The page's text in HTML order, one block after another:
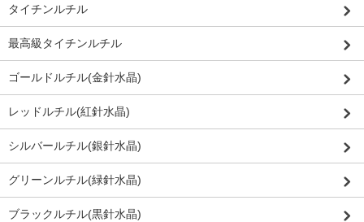
タイチンルチル
最高級タイチンルチル
ゴールドルチル(金針水晶)
レッドルチル(紅針水晶)
シルバールチル(銀針水晶)
グリーンルチル(緑針水晶)
ブラックルチル(黒針水晶)